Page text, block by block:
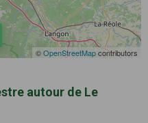
©OpenStreetMapcontributors
autour de Le